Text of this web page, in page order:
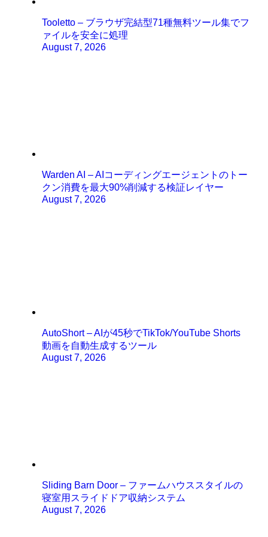
Tooletto – ブラウザ完結型71種無料ツール集でフ
ァイルを安全に処理
August 7, 2026
Warden AI – AIコーディングエージェントのトー
クン消費を最大90%削減する検証レイヤー
August 7, 2026
AutoShort – AIが45秒でTikTok/YouTube Shorts
動画を自動生成するツール
August 7, 2026
Sliding Barn Door – ファームハウススタイルの
寝室用スライドドア収納システム
August 7, 2026